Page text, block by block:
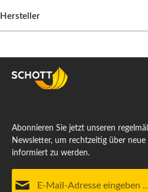
Hersteller
Abonnieren Sie jetzt unseren
Newsletter, um rechtzeitig über
informiert zu werden.